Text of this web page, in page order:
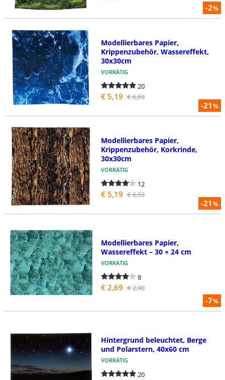
-2%
-21%
Modellierbares Papier,
Krippenzubehör, Wassereffekt,
30x30cm
VORRÄTIG
20
€ 5,19 € 6,59
-21%
Modellierbares Papier,
Krippenzubehör, Korkrinde,
30x30cm
VORRÄTIG
12
€ 5,19 € 6,59
-7%
Modellierbares Papier,
Wassereffekt – 30 × 24 cm
VORRÄTIG
8
€ 2,69 € 2,90
Hintergrund beleuchtet, Berge
und Polarstern, 40x60 cm
VORRÄTIG
20